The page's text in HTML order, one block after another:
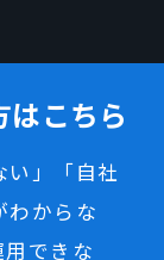
はこちら
い」「自社
わからな
できな